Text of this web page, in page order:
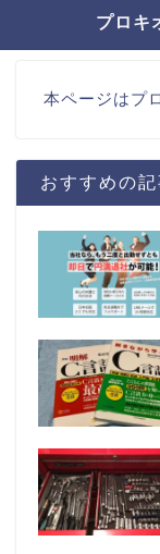
プロキ
本ページはプ
おすすめの記